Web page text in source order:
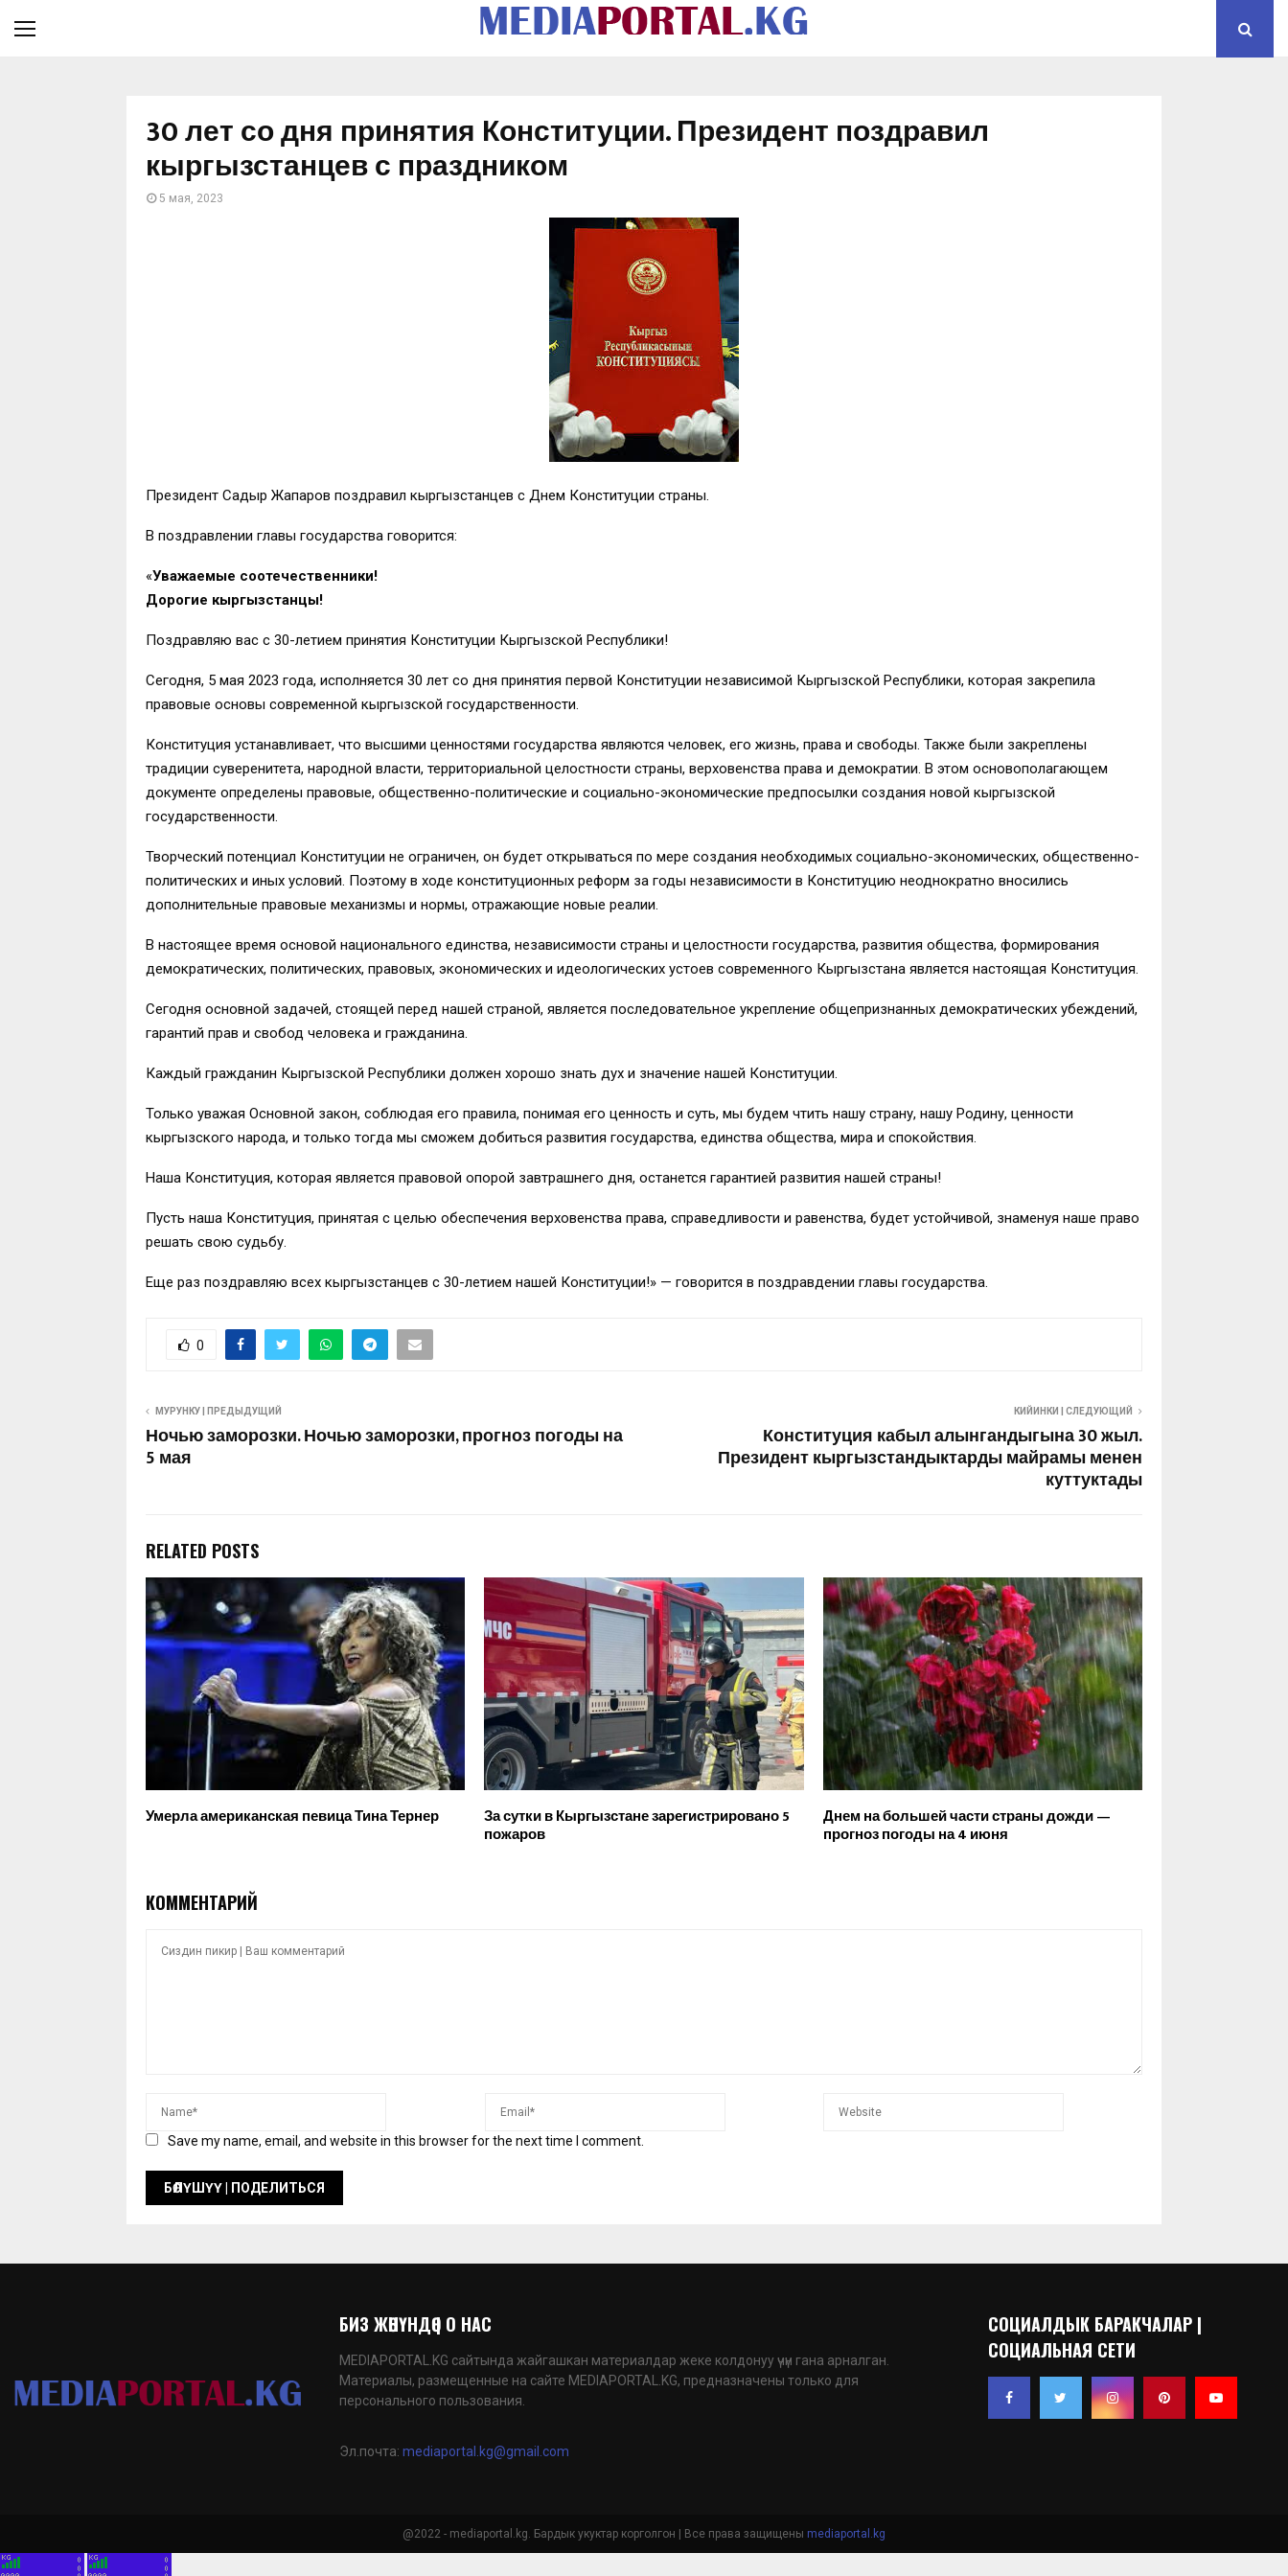
30 лет со дня принятия Конституции. Президент поздравил
кыргызстанцев с праздником
5 мая, 2023
Президент Садыр Жапаров поздравил кыргызстанцев с Днем Конституции страны.
В поздравлении главы государства говорится:
«Уважаемые соотечественники!
Дорогие кыргызстанцы!
Поздравляю вас с 30-летием принятия Конституции Кыргызской Республики!
Сегодня, 5 мая 2023 года, исполняется 30 лет со дня принятия первой Конституции независимой Кыргызской Республики, которая закрепила
правовые основы современной кыргызской государственности.
Конституция устанавливает, что высшими ценностями государства являются человек, его жизнь, права и свободы. Также были закреплены
традиции суверенитета, народной власти, территориальной целостности страны, верховенства права и демократии. В этом основополагающем
документе определены правовые, общественно-политические и социально-экономические предпосылки создания новой кыргызской
государственности.
Творческий потенциал Конституции не ограничен, он будет открываться по мере создания необходимых социально-экономических, общественно-
политических и иных условий. Поэтому в ходе конституционных реформ за годы независимости в Конституцию неоднократно вносились
дополнительные правовые механизмы и нормы, отражающие новые реалии.
В настоящее время основой национального единства, независимости страны и целостности государства, развития общества, формирования
демократических, политических, правовых, экономических и идеологических устоев современного Кыргызстана является настоящая Конституция.
Сегодня основной задачей, стоящей перед нашей страной, является последовательное укрепление общепризнанных демократических убеждений,
гарантий прав и свобод человека и гражданина.
Каждый гражданин Кыргызской Республики должен хорошо знать дух и значение нашей Конституции.
Только уважая Основной закон, соблюдая его правила, понимая его ценность и суть, мы будем чтить нашу страну, нашу Родину, ценности
кыргызского народа, и только тогда мы сможем добиться развития государства, единства общества, мира и спокойствия.
Наша Конституция, которая является правовой опорой завтрашнего дня, останется гарантией развития нашей страны!
Пусть наша Конституция, принятая с целью обеспечения верховенства права, справедливости и равенства, будет устойчивой, знаменуя наше право
решать свою судьбу.
Еще раз поздравляю всех кыргызстанцев с 30-летием нашей Конституции!» — говорится в поздравдении главы государства.
0
МУРУНКУ | ПРЕДЫДУЩИЙ
Ночью заморозки. Ночью заморозки, прогноз погоды на
5 мая
КИЙИНКИ | СЛЕДУЮЩИЙ
Конституция кабыл алынгандыгына 30 жыл.
Президент кыргызстандыктарды майрамы менен
куттуктады
RELATED POSTS
Умерла американская певица Тина Тернер За сутки в Кыргызстане зарегистрировано 5
пожаров
Днем на большей части страны дожди —
прогноз погоды на 4 июня
КОММЕНТАРИЙ
Save my name, email, and website in this browser for the next time I comment.
БИЗ ЖӨНҮНДӨ | О НАС
MEDIAPORTAL.KG сайтында жайгашкан материалдар жеке колдонуу үчүн гана арналган.
Материалы, размещенные на сайте MEDIAPORTAL.KG, предназначены только для
персонального пользования.
Эл.почта: mediaportal.kg@gmail.com
СОЦИАЛДЫК БАРАКЧАЛАР |
СОЦИАЛЬНАЯ СЕТИ
@2022 - mediaportal.kg. Бардык укуктар корголгон | Все права защищены mediaportal.kg